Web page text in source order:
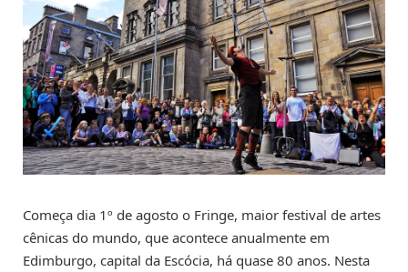
Começa dia 1º de agosto o Fringe, maior festival de artes
cênicas do mundo, que acontece anualmente em
Edimburgo, capital da Escócia, há quase 80 anos. Nesta